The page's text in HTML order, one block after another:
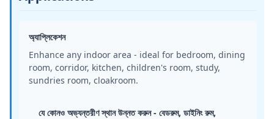
অ্যাপ্লিকেশন
Enhance any indoor area - ideal for bedroom, dining
room, corridor, kitchen, children's room, study,
sundries room, cloakroom.
যে কোনও অভ্যন্তরীণ স্থান উন্নত করুন - বেডরুম, ডাইনিং রুম,